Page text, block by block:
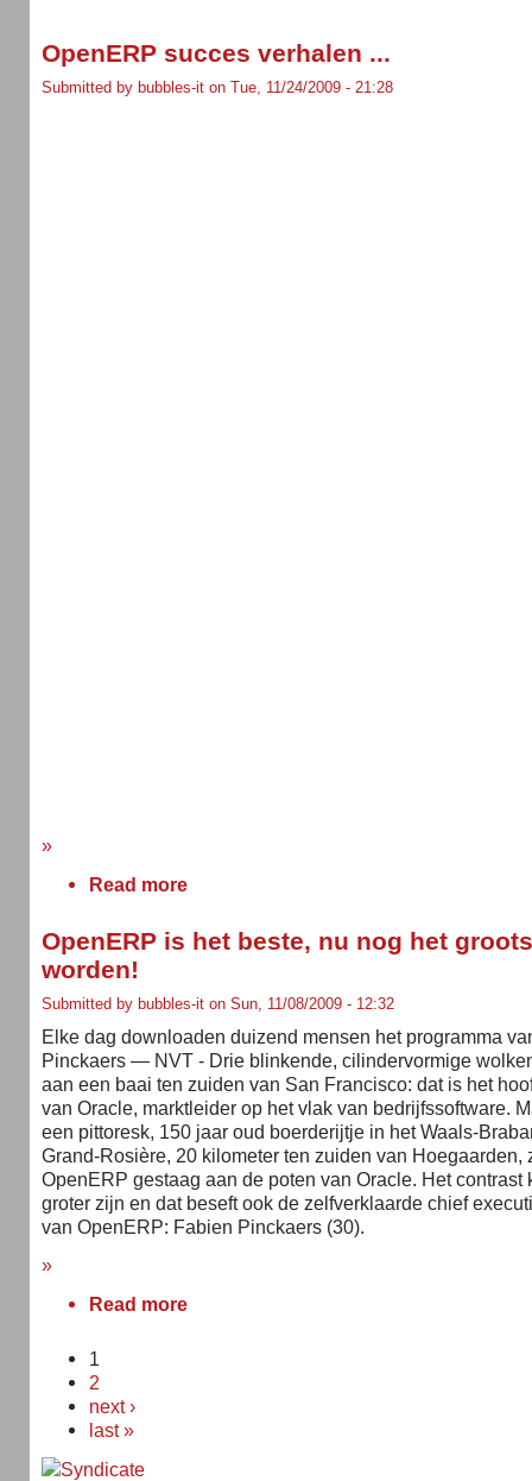
OpenERP succes verhalen ...
Submitted by bubbles-it on Tue, 11/24/2009 - 21:28
»
Read more
OpenERP is het beste, nu nog het
worden!
Submitted by bubbles-it on Sun, 11/08/2009 - 12:32
Elke dag downloaden duizend mensen het programma
Pinckaers — NVT - Drie blinkende, cilindervormige
aan een baai ten zuiden van San Francisco: dat is het
van Oracle, marktleider op het vlak van bedrijfssoftware.
een pittoresk, 150 jaar oud boerderijtje in het Waals-
Grand-Rosière, 20 kilometer ten zuiden van Hoegaarden,
OpenERP gestaag aan de poten van Oracle. Het contrast
groter zijn en dat beseft ook de zelfverklaarde chief
van OpenERP: Fabien Pinckaers (30).
»
Read more
1
2
next ›
last »